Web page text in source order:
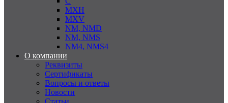
MXH
MXV
NM, NMD
NM, NMS
NM4, NMS4
О компании
Реквизиты
Сертификаты
Вопросы и ответы
Новости
Статьи